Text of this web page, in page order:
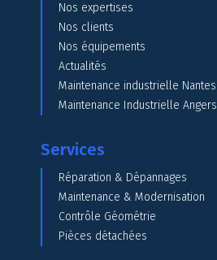
Nos expertises
Nos clients
Nos équipements
Actualités
Maintenance industrielle Nantes
Maintenance Industrielle Angers
Services
Réparation & Dépannages
Maintenance & Modernisation
Contrôle Géométrie
Pièces détachées